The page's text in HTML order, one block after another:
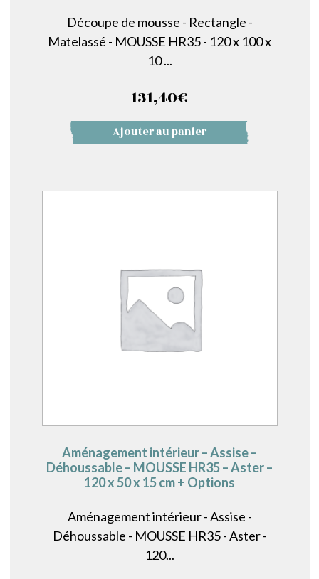
Découpe de mousse - Rectangle -
Matelassé - MOUSSE HR35 - 120 x 100 x
10 ...
131,40€
Ajouter au panier
Aménagement intérieur – Assise –
Déhoussable – MOUSSE HR35 – Aster –
120 x 50 x 15 cm + Options
Aménagement intérieur - Assise -
Déhoussable - MOUSSE HR35 - Aster -
120...